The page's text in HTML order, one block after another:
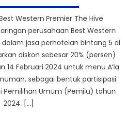
Western Premier The Hive
perusahaan Best Western
jasa perhotelan bintang 5 di
diskon sebesar 20% (persen)
14 Februari 2024 untuk menu A’la
sebagai bentuk partisipasi
Pemilihan Umum (Pemilu) tahun
2024. […]